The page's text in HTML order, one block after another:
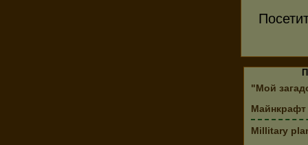
"Мой
Майнкрафт
Millitary